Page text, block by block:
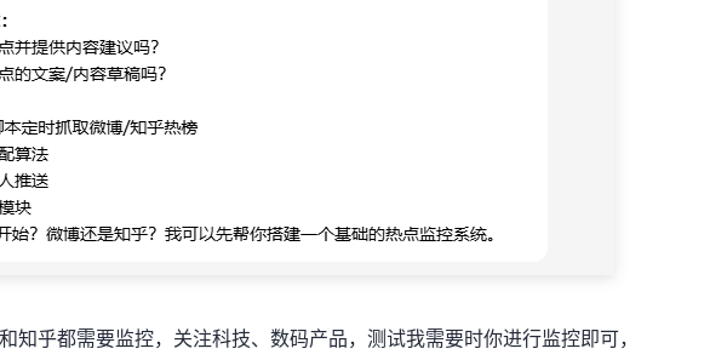
知乎都需要监控，关注科技、数码产品，测试我需要时你进行监控即可，